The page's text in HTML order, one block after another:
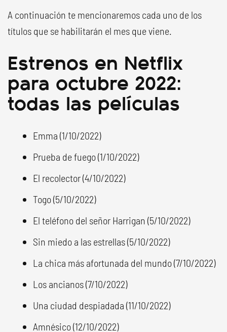
A continuación te mencionaremos cada uno de los
títulos que se habilitarán el mes que viene.
Estrenos en Netflix
para octubre 2022:
todas las películas
Emma (1/10/2022)
Prueba de fuego (1/10/2022)
El recolector (4/10/2022)
Togo (5/10/2022)
El teléfono del señor Harrigan (5/10/2022)
Sin miedo a las estrellas (5/10/2022)
La chica más afortunada del mundo (7/10/2022)
Los ancianos (7/10/2022)
Una ciudad despiadada (11/10/2022)
Amnésico (12/10/2022)